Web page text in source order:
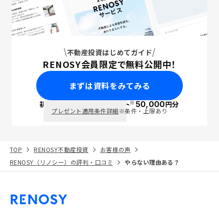
不動産投資はじめてガイド
RENOSY会員限定で無料公開中！
まずは資料をみてみる
初回面談で ポイント※50,000円分
プレゼント適用条件詳細※条件・上限あり
TOP RENOSY不動産投資
お客様の声
RENOSY（リノシー）の評判・口コミ
やらない理由ある？